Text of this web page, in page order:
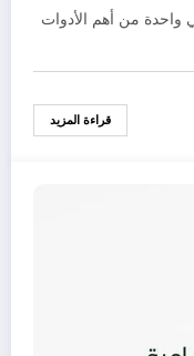
واحدة من أهم الأدوات
قراءة المزيد